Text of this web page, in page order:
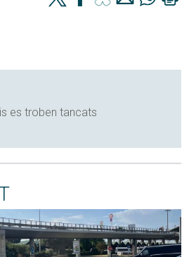
es troben tancats